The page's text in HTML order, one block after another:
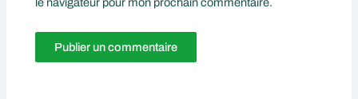
le navigateur pour mon prochain commentaire.